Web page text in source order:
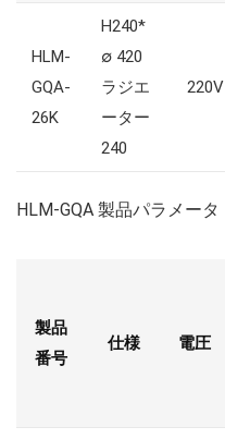
HLM-
GQA-
26K
H240*
∅ 420
ラジエ
ーター
240
220V
HLM-GQA 製品パラメータ
製品
番号
仕様 電圧